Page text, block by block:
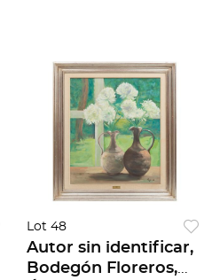
Lot 48
Autor sin identificar,
Bodegón Floreros,